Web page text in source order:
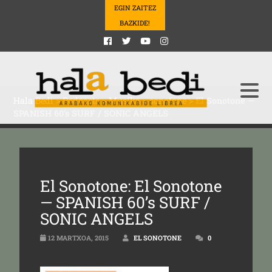
EGIN ZAITEZ
BAZKIDE!
Hala Bedi>Podcasts>Musika>sonotone>El Sonotone —
El Sonotone: El Sonotone
— SPANISH 60’s SURF /
SONIC ANGELS
12 MARTXOA, 2015 EL SONOTONE 0